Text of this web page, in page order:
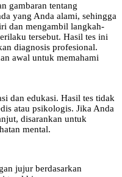
gambaran tentang
yang Anda alami, sehingga
dan mengambil langkah-
tersebut. Hasil tes ini
diagnosis profesional.
awal untuk memahami
dan edukasi. Hasil tes tidak
atau psikologis. Jika Anda
disarankan untuk
mental.
jujur berdasarkan